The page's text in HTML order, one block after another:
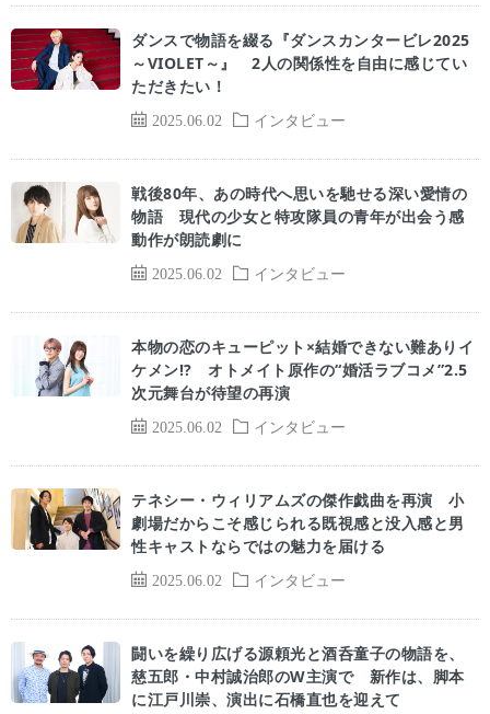
2025.06.02 インタビュー
ダンスで物語を綴る『ダンスカンタービレ2025
～VIOLET～』 2人の関係性を自由に感じてい
ただきたい！
2025.06.02 インタビュー
戦後80年、あの時代へ思いを馳せる深い愛情の
物語 現代の少女と特攻隊員の青年が出会う感
動作が朗読劇に
2025.06.02 インタビュー
本物の恋のキューピット×結婚できない難ありイ
ケメン!? オトメイト原作の“婚活ラブコメ”2.5
次元舞台が待望の再演
2025.06.02 インタビュー
テネシー・ウィリアムズの傑作戯曲を再演 小
劇場だからこそ感じられる既視感と没入感と男
性キャストならではの魅力を届ける
闘いを繰り広げる源頼光と酒呑童子の物語を、
慈五郎・中村誠治郎のW主演で 新作は、脚本
に江戸川崇、演出に石橋直也を迎えて